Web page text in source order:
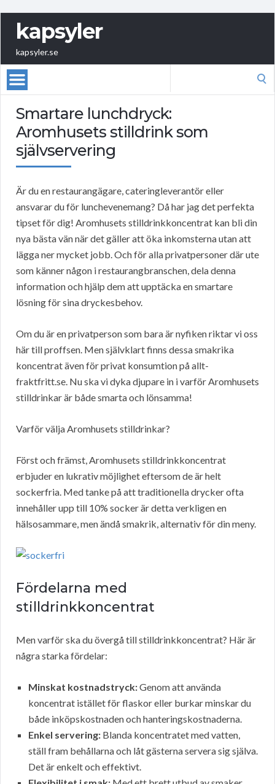
kapsyler
kapsyler.se
Smartare lunchdryck:
Aromhusets stilldrink som
självservering
Är du en restaurangägare, cateringleverantör eller
ansvarar du för lunchevenemang? Då har jag det perfekta
tipset för dig! Aromhusets stilldrinkkoncentrat kan bli din
nya bästa vän när det gäller att öka inkomsterna utan att
lägga ner mycket jobb. Och för alla privatpersoner där ute
som känner någon i restaurangbranschen, dela denna
information och hjälp dem att upptäcka en smartare
lösning för sina dryckesbehov.
Om du är en privatperson som bara är nyfiken riktar vi oss
här till proffsen. Men självklart finns dessa smakrika
koncentrat även för privat konsumtion på allt-
fraktfritt.se. Nu ska vi dyka djupare in i varför Aromhusets
stilldrinkar är både smarta och lönsamma!
Varför välja Aromhusets stilldrinkar?
Först och främst, Aromhusets stilldrinkkoncentrat
erbjuder en lukrativ möjlighet eftersom de är helt
sockerfria. Med tanke på att traditionella drycker ofta
innehåller upp till 10% socker är detta verkligen en
hälsosammare, men ändå smakrik, alternativ för din meny.
Fördelarna med
stilldrinkkoncentrat
Men varför ska du övergå till stilldrinkkoncentrat? Här är
några starka fördelar:
Minskat kostnadstryck:Genom att använda
koncentrat istället för flaskor eller burkar minskar du
både inköpskostnaden och hanteringskostnaderna.
Enkel servering: Blanda koncentratet med vatten,
ställ fram behållarna och låt gästerna servera sig själva.
Det är enkelt och effektivt.